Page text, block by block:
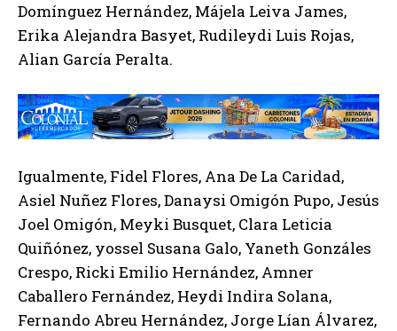
Domínguez Hernández, Májela Leiva James,
Erika Alejandra Basyet, Rudileydi Luis Rojas,
Alian García Peralta.
Igualmente, Fidel Flores, Ana De La Caridad,
Asiel Nuñez Flores, Danaysi Omigón Pupo, Jesús
Joel Omigón, Meyki Busquet, Clara Leticia
Quiñónez, yossel Susana Galo, Yaneth Gonzáles
Crespo, Ricki Emilio Hernández, Amner
Caballero Fernández, Heydi Indira Solana,
Fernando Abreu Hernández, Jorge Lían Álvarez,